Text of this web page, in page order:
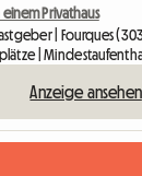
einem Privathaus
| Fourques
|
Anzeige ansehen